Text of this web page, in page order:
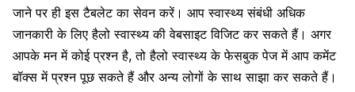
जाने पर ही इस टैबलेट का सेवन करें। आप स्वास्थ्य संबंधी अधिक
जानकारी के लिएहैलो स्वास्थ्य की वेबसाइटविजिट कर सकते हैं। अगर
आपके मन में कोई प्रश्न है, तो हैलो स्वास्थ्य के फेसबुक पेज में आप कमेंट
बॉक्स में प्रश्न पूछ सकते हैं और अन्य लोगों के साथ साझा कर सकते हैं।